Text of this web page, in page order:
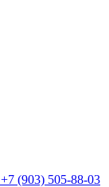
+7 (903) 505-88-03